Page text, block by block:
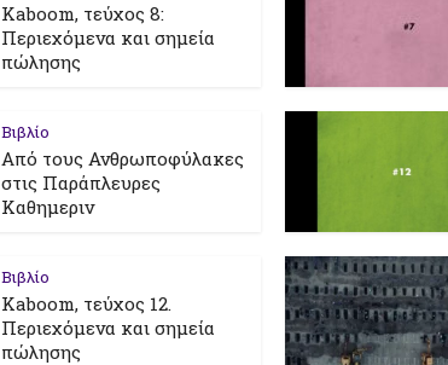
Kaboom, τεύχος 8:
Περιεχόμενα και σημεία
πώλησης
Βιβλίο
Από τους Ανθρωποφύλακες
στις Παράπλευρες
Καθημεριν
Βιβλίο
Kaboom, τεύχος 12.
Περιεχόμενα και σημεία
πώλησης